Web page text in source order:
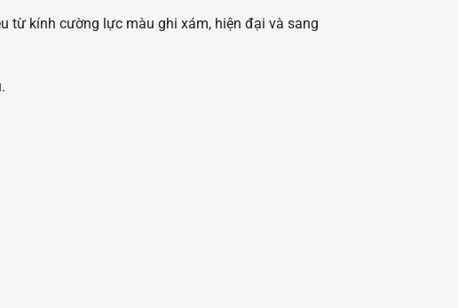
từ kính cường lực màu ghi xám, hiện đại và sang